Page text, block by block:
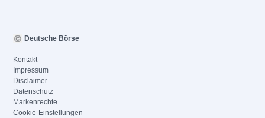
Deutsche Börse
Kontakt
Impressum
Disclaimer
Datenschutz
Markenrechte
Cookie-Einstellungen